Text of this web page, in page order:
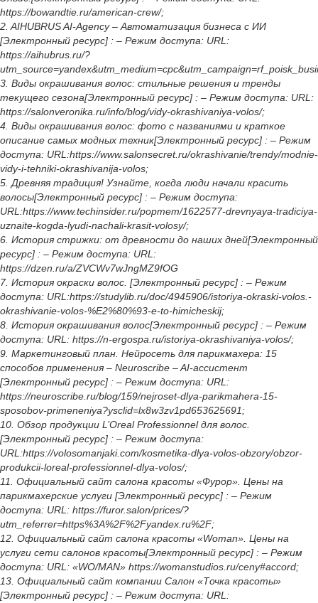
https://bowandtie.ru/american-crew/;
2. AIHUBRUS AI-Agency – Автоматизация бизнеса с ИИ
[Электронный ресурс] : – Режим доступа: URL:
https://aihubrus.ru/?
3. Виды окрашивания волос: стильные решения и тренды
текущего сезона[Электронный ресурс] : – Режим доступа: URL:
https://salonveronika.ru/info/blog/vidy-okrashivaniya-volos/;
4. Виды окрашивания волос: фото с названиями и краткое
описание самых модных техник[Электронный ресурс] : – Режим
доступа: URL:https://www.salonsecret.ru/okrashivanie/trendy/modnie-
vidy-i-tehniki-okrashivanija-volos;
5. Древняя традиция! Узнайте, когда люди начали красить
волосы[Электронный ресурс] : – Режим доступа:
URL:https://www.techinsider.ru/popmem/1622577-drevnyaya-tradiciya-
uznaite-kogda-lyudi-nachali-krasit-volosy/;
6. История стрижки: от древности до наших дней[Электронный
ресурс] : – Режим доступа: URL:
https://dzen.ru/a/ZVCWv7wJngMZ9fOG
7. История окраски волос. [Электронный ресурс] : – Режим
доступа: URL:https://studylib.ru/doc/4945906/istoriya-okraski-volos.-
okrashivanie-volos-%E2%80%93-e-to-himicheskij;
8. История окрашивания волос[Электронный ресурс] : – Режим
доступа: URL: https://n-ergospa.ru/istoriya-okrashivaniya-volos/;
9. Маркетинговый план. Нейросеть для парикмахера: 15
способов применения – Neuroscribe – AI-ассистент
[Электронный ресурс] : – Режим доступа: URL:
https://neuroscribe.ru/blog/159/nejroset-dlya-parikmahera-15-
sposobov-primeneniya?ysclid=lx8w3zv1pd653625691;
10. Обзор продукции L’Oreal Professionnel для волос.
[Электронный ресурс] : – Режим доступа:
URL:https://volosomanjaki.com/kosmetika-dlya-volos-obzory/obzor-
produkcii-loreal-professionnel-dlya-volos/;
11. Официальный сайт салона красоты «Фурор». Цены на
парикмахерские услуги [Электронный ресурс] : – Режим
доступа: URL: https://furor.salon/prices/?
utm_referrer=https%3A%2F%2Fyandex.ru%2F;
12. Официальный сайт салона красоты «Woman». Цены на
услуги сети салонов красоты[Электронный ресурс] : – Режим
доступа: URL: «WO/MAN» https://womanstudios.ru/ceny#accord;
13. Официальный сайт компании Салон «Точка красоты»
[Электронный ресурс] : – Режим доступа: URL: